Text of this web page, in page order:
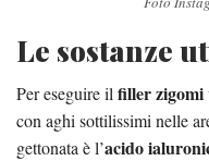
Le sostanze
Per eseguire il filler zigomi
con aghi sottilissimi nelle
gettonata è l’acido